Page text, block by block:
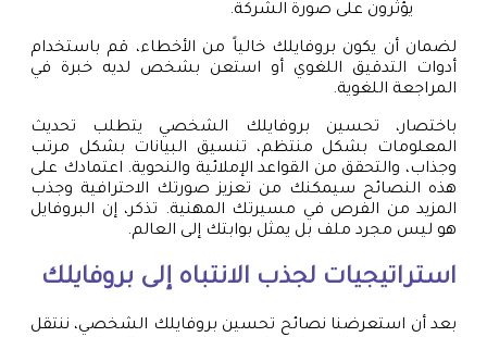
يؤثرون على صورة الشركة.
لضمان أن يكون بروفايلك خالياً من الأخطاء، قم باستخدام
أدوات التدقيق اللغوي أو استعن بشخص لديه خبرة في
المراجعة اللغوية.
باختصار، تحسين بروفايلك الشخصي يتطلب تحديث
المعلومات بشكل منتظم، تنسيق البيانات بشكل مرتب
وجذاب، والتحقق من القواعد الإملائية والنحوية. اعتمادك على
هذه النصائح سيمكنك من تعزيز صورتك الاحترافية وجذب
المزيد من الفرص في مسيرتك المهنية. تذكر، إن البروفايل
هو ليس مجرد ملف بل يمثل بوابتك إلى العالم.
استراتيجيات لجذب الانتباه إلى بروفايلك
بعد أن استعرضنا نصائح تحسين بروفايلك الشخصي، ننتقل